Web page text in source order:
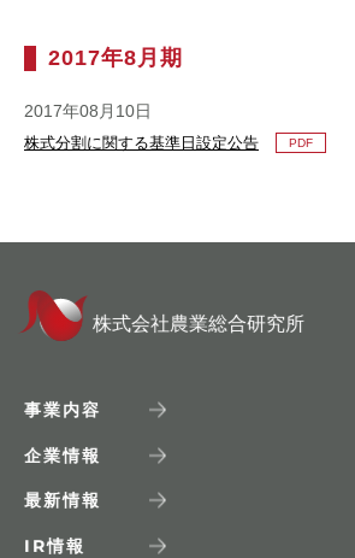
2017年8月期
2017年08月10日
株式分割に関する基準日設定公告 PDF
株式会社農業総合研究所
事業内容
企業情報
最新情報
IR情報